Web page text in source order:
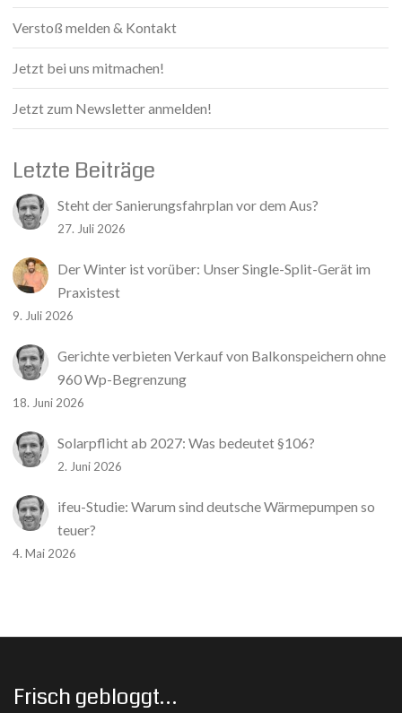
Verstoß melden & Kontakt
Jetzt bei uns mitmachen!
Jetzt zum Newsletter anmelden!
Letzte Beiträge
Steht der Sanierungsfahrplan vor dem Aus?
27. Juli 2026
Der Winter ist vorüber: Unser Single-Split-Gerät im
Praxistest
9. Juli 2026
Gerichte verbieten Verkauf von Balkonspeichern ohne
960 Wp-Begrenzung
18. Juni 2026
Solarpflicht ab 2027: Was bedeutet §106?
2. Juni 2026
ifeu-Studie: Warum sind deutsche Wärmepumpen so
teuer?
4. Mai 2026
Frisch gebloggt…